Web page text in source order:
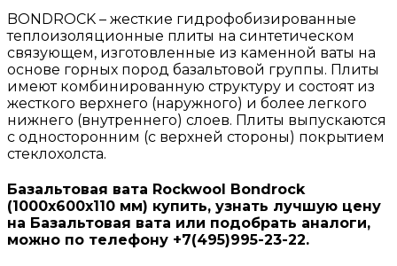
BONDROCK – жесткие гидрофобизированные
теплоизоляционные плиты на синтетическом
связующем, изготовленные из каменной ваты на
основе горных пород базальтовой группы. Плиты
имеют комбинированную структуру и состоят из
жесткого верхнего (наружного) и более легкого
нижнего (внутреннего) слоев. Плиты выпускаются
с односторонним (с верхней стороны) покрытием
стеклохолста.
Базальтовая вата Rockwool Bondrock
(1000х600х110 мм) купить, узнать лучшую цену
на Базальтовая вата или подобрать аналоги,
можно по телефону +7(495)995-23-22.